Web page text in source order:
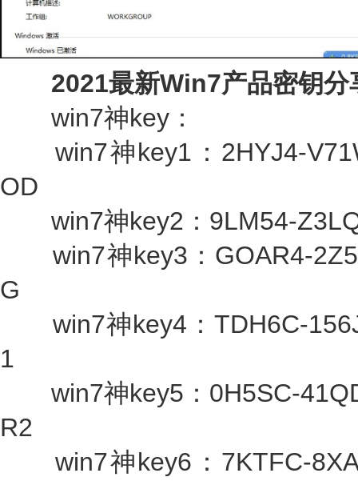
2021最新Win7产品密钥分
win7神key：
win7神key1：2HYJ4-
OD
win7神key2：9LM54-
win7神key3：GOAR4-
G
win7神key4：TDH6C-
1
win7神key5：0H5SC-
R2
win7神key6：7KTFC-